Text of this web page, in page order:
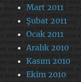
Mart 2011
Şubat 2011
Ocak 2011
Aralık 2010
Kasım 2010
Ekim 2010